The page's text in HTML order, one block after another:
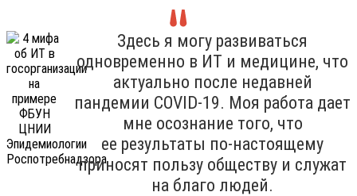
Здесь я могу развиваться
одновременно в ИТ и медицине, что
актуально после недавней
пандемии COVID-19. Моя работа дает
мне осознание того, что
ее результаты по-настоящему
приносят пользу обществу и служат
на благо людей.